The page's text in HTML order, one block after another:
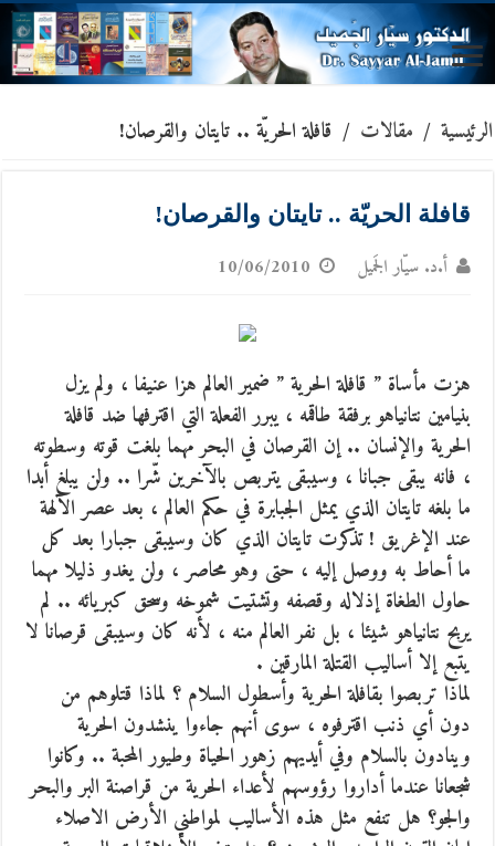
الرئيسية / مقالات / قافلة الحريّة .. تايتان والقرصان!
قافلة الحريّة .. تايتان والقرصان!
أ.د. سيّار الجَميل 10/06/2010
هزت مأساة ” قافلة الحرية ” ضمير العالم هزا عنيفا ، ولم يزل
بنيامين نتانياهو برفقة طاقمه ، يبرر الفعلة التي اقترفها ضد قافلة
الحرية والإنسان ..إن القرصان في البحر مهما بلغت قوته وسطوته
، فانه يبقى جبانا ، وسيبقى يتربص بالآخرين شّرا .. ولن يبلغ أبدا
ما بلغه تايتان الذي يمثل الجبابرة في حكم العالم ، بعد عصر الآلهة
عند الإغريق ! تذكرت تايتان الذي كان وسيبقى جبارا بعد كل
ما أحاط به ووصل إليه ، حتى وهو محاصر ، ولن يغدو ذليلا مهما
حاول الطغاة إذلاله وقصفه وتشتيت شموخه وسحق كبريائه .. لم
يربح نتانياهو شيئا ، بل نفر العالم منه ، لأنه كان وسيبقى قرصانا لا
يتبع إلا أساليب القتلة المارقين .
لماذا تربصوا بقافلة الحرية وأسطول السلام ؟ لماذا قتلوهم من
دون أي ذنب اقترفوه ، سوى أنهم جاءوا ينشدون الحرية
وينادون بالسلام وفي أيديهم زهور الحياة وطيور المحبة .. وكانوا
شجعانا عندما أداروا رؤوسهم لأعداء الحرية من قراصنة البر والبحر
والجو؟ هل تنفع مثل هذه الأساليب لمواطني الأرض الاصلاء